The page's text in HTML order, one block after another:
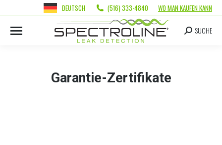
DEUTSCH (516) 333-4840 WO MAN KAUFEN KANN
SUCHE
Garantie-Zertifikate